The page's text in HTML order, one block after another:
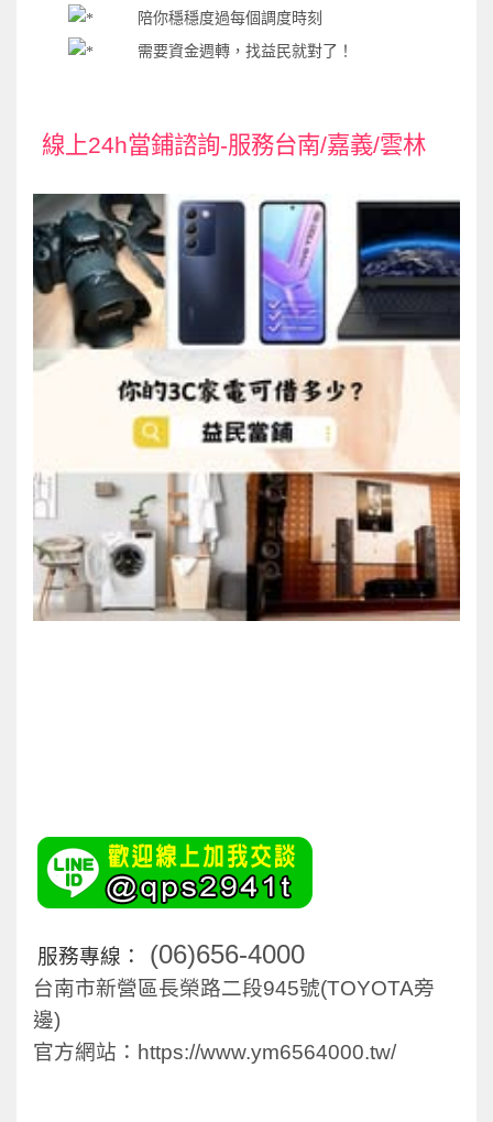
陪你穩穩度過每個調度時刻
需要資金週轉，找益民就對了！
線上24h當鋪諮詢-服務台南/嘉義/雲林
服務專線： (06)656-4000
台南市新營區長榮路二段945號(TOYOTA旁
邊)
官方網站： https://www.ym6564000.tw/